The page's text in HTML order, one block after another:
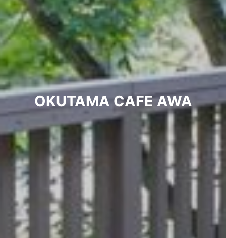
OKUTAMA CAFE AWA